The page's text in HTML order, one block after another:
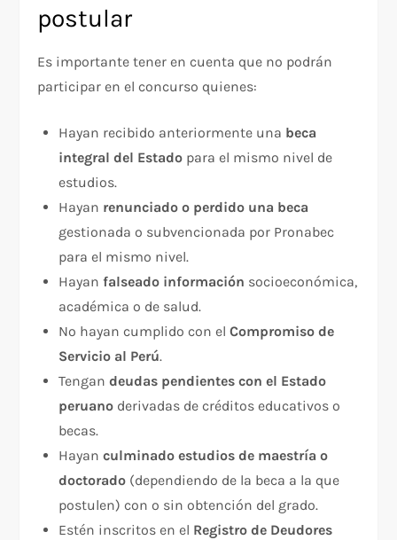
postular
Es importante tener en cuenta que no podrán
participar en el concurso quienes:
Hayan recibido anteriormente una beca
integral del Estado para el mismo nivel de
estudios.
Hayan renunciado o perdido una beca
gestionada o subvencionada por Pronabec
para el mismo nivel.
Hayanfalseado información socioeconómica,
académica o de salud.
No hayan cumplido con elCompromiso de
Servicio al Perú.
Tengandeudas pendientes con el Estado
peruano derivadas de créditos educativos o
becas.
Hayanculminado estudios de maestría o
doctorado (dependiendo de la beca a la que
postulen) con o sin obtención del grado.
Estén inscritos en el Registro de Deudores